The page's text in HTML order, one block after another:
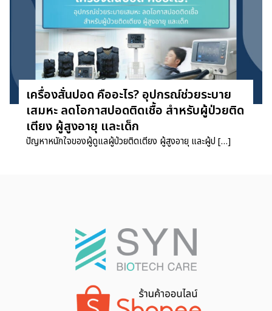
เครื่องสั่นปอด คืออะไร? อุปกรณ์ช่วยระบาย
เสมหะ ลดโอกาสปอดติดเชื้อ สำหรับผู้ป่วยติด
เตียง ผู้สูงอายุ และเด็ก
ปัญหาหนักใจของผู้ดูแลผู้ป่วยติดเตียง ผู้สูงอายุ และผู้ป […]